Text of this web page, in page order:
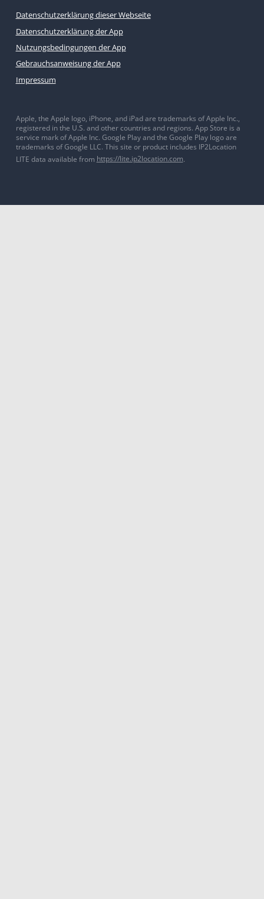
Datenschutzerklärung dieser Webseite
Datenschutzerklärung der App
Nutzungsbedingungen der App
Gebrauchsanweisung der App
Impressum
Apple, the Apple logo, iPhone, and iPad are trademarks of Apple Inc.,
registered in the U.S. and other countries and regions. App Store is a
service mark of Apple Inc. Google Play and the Google Play logo are
trademarks of Google LLC. This site or product includes IP2Location
LITE data available from https://lite.ip2location.com.